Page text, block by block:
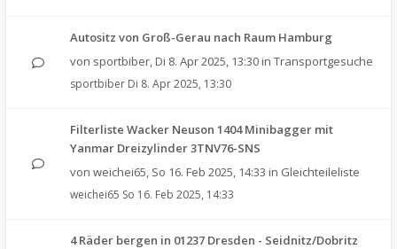
Autositz von Groß-Gerau nach Raum Hamburg
von sportbiber, Di 8. Apr 2025, 13:30 in Transportgesuche
sportbiber Di 8. Apr 2025, 13:30
Filterliste Wacker Neuson 1404 Minibagger mit
Yanmar Dreizylinder 3TNV76-SNS
von weichei65, So 16. Feb 2025, 14:33 in Gleichteileliste
weichei65 So 16. Feb 2025, 14:33
4 Räder bergen in 01237 Dresden - Seidnitz/Dobritz